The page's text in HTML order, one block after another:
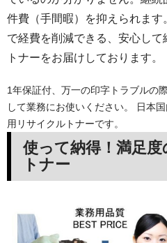
件費（手間暇）を抑えられま
で経費を削減できる、安心し
トナーをお届けしております。
1年保証付、万一の印字トラブルの
して業務にお使いください。 日本
用リサイクルトナーです。
使って納得！満足
トナー